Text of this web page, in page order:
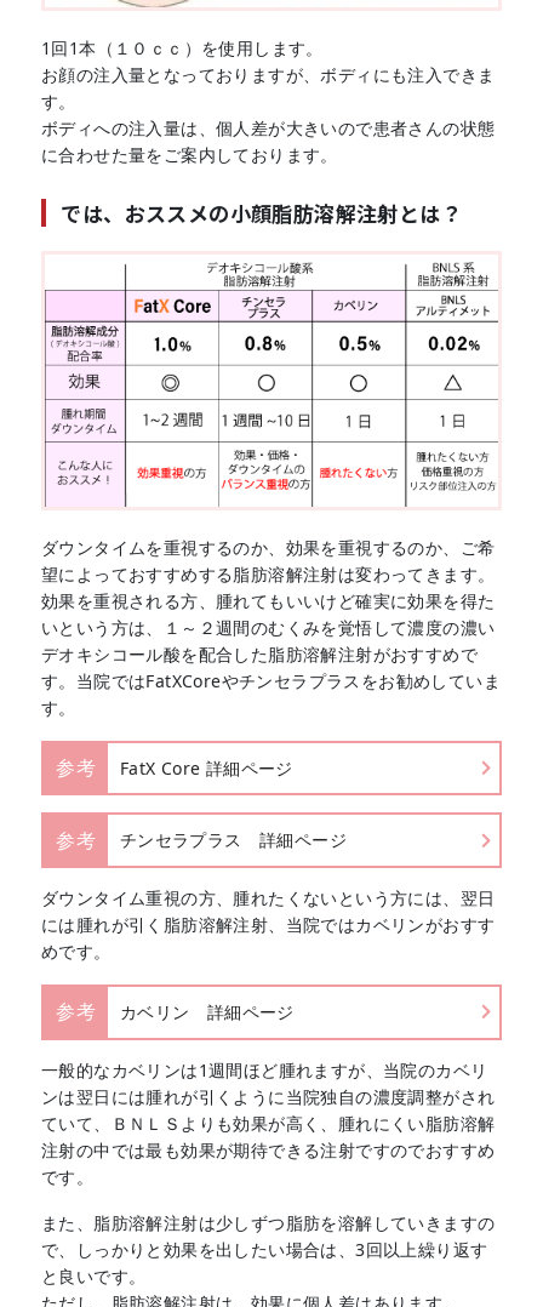
1回1本（１０ｃｃ）を使用します。
お顔の注入量となっておりますが、ボディにも注入できま
す。
ボディへの注入量は、個人差が大きいので患者さんの状態
に合わせた量をご案内しております。
では、おススメの小顔脂肪溶解注射とは？
ダウンタイムを重視するのか、効果を重視するのか、ご希
望によっておすすめする脂肪溶解注射は変わってきます。
効果を重視される方、腫れてもいいけど確実に効果を得た
いという方は、１～２週間のむくみを覚悟して濃度の濃い
デオキシコール酸を配合した脂肪溶解注射がおすすめで
す。当院ではFatXCoreやチンセラプラスをお勧めしていま
す。
参考 FatX Core 詳細ページ
参考 チンセラプラス 詳細ページ
ダウンタイム重視の方、腫れたくないという方には、翌日
には腫れが引く脂肪溶解注射、当院ではカベリンがおすす
めです。
参考 カベリン 詳細ページ
一般的なカベリンは1週間ほど腫れますが、当院のカベリ
ンは翌日には腫れが引くように当院独自の濃度調整がされ
ていて、ＢＮＬＳよりも効果が高く、腫れにくい脂肪溶解
注射の中では最も効果が期待できる注射ですのでおすすめ
です。
また、脂肪溶解注射は少しずつ脂肪を溶解していきますの
で、しっかりと効果を出したい場合は、3回以上繰り返す
と良いです。
ただし、脂肪溶解注射は、効果に個人差はあります。